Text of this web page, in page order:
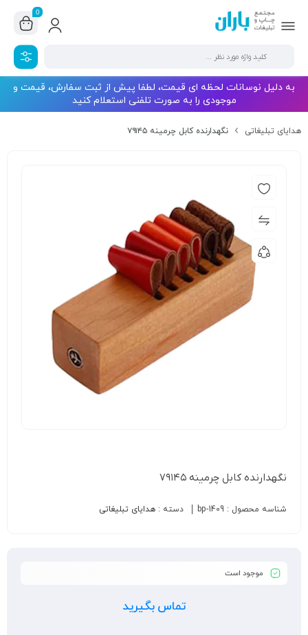
0
به دلیل نوسانات لحظه ای قیمت، لطفا پیش از ثبت سفارش، قیمت و
موجودی را به صورت تلفنی استعلام کنید
هدایای تبلیغاتی نگهدارنده کابل چرمینه ۷۹۱۴۵
نگهدارنده کابل چرمینه ۷۹۱۴۵
شناسه محصول : bp-1409 دسته : هدایای تبلیغاتی
موجود است
تماس بگیرید